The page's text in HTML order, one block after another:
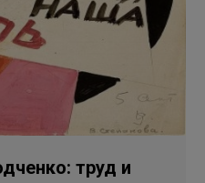
труд и